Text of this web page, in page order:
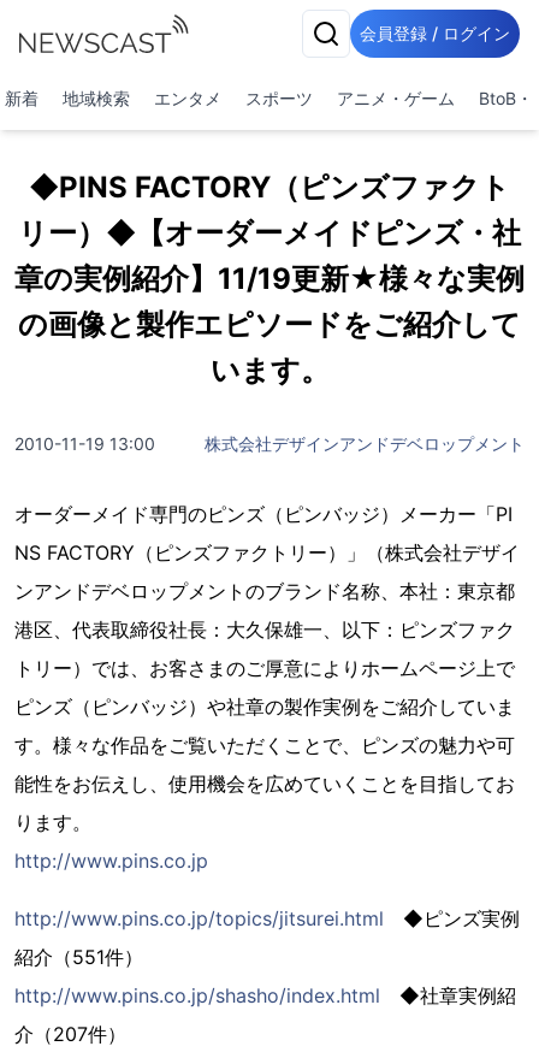
会員登録 / ログイン
新着 地域検索 エンタメ スポーツ アニメ・ゲーム BtoB・
◆PINS FACTORY（ピンズファクト
リー）◆【オーダーメイドピンズ・社
章の実例紹介】11/19更新★様々な実例
の画像と製作エピソードをご紹介して
います。
2010-11-19 13:00 株式会社デザインアンドデベロップメント
オーダーメイド専門のピンズ（ピンバッジ）メーカー「PI
NS FACTORY（ピンズファクトリー）」（株式会社デザイ
ンアンドデベロップメントのブランド名称、本社：東京都
港区、代表取締役社長：大久保雄一、以下：ピンズファク
トリー）では、お客さまのご厚意によりホームページ上で
ピンズ（ピンバッジ）や社章の製作実例をご紹介していま
す。様々な作品をご覧いただくことで、ピンズの魅力や可
能性をお伝えし、使用機会を広めていくことを目指してお
ります。
http://www.pins.co.jp
http://www.pins.co.jp/topics/jitsurei.html ◆ピンズ実例
紹介（551件）
http://www.pins.co.jp/shasho/index.html ◆社章実例紹
介（207件）